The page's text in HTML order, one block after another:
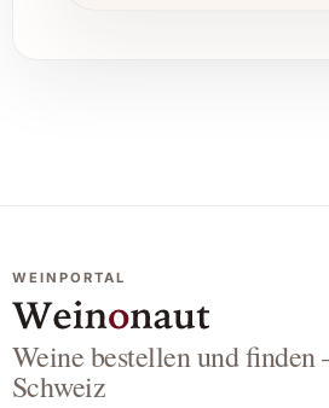
WEINPORTAL
Weine bestellen und finden
Schweiz